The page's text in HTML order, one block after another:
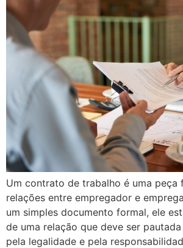
Um contrato de trabalho é uma peça
relações entre empregador e
um simples documento formal, ele
de uma relação que deve ser
pela legalidade e pela